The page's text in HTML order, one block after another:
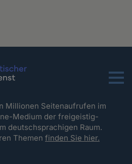
Menu
Millionen Seitenaufrufen im
Medium der freigeistig-
deutschsprachigen Raum.
Themenfinden Sie hier.